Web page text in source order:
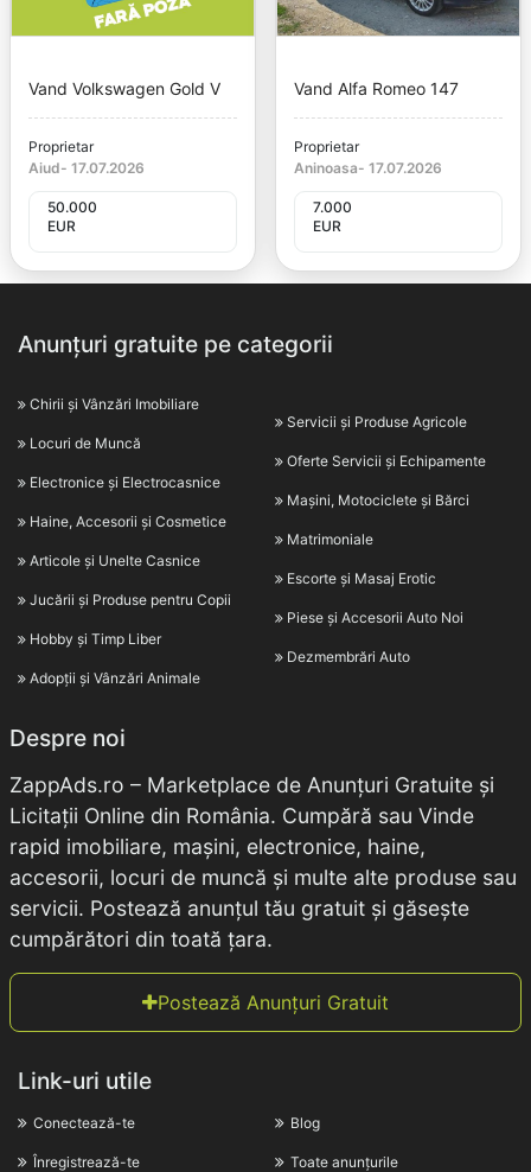
Vand Volkswagen Gold V
Proprietar
Aiud- 17.07.2026
50.000
EUR
Vand Alfa Romeo 147
Proprietar
Aninoasa- 17.07.2026
7.000
EUR
Anunțuri gratuite pe categorii
Chirii și Vânzări Imobiliare
Locuri de Muncă
Electronice și Electrocasnice
Haine, Accesorii și Cosmetice
Articole și Unelte Casnice
Jucării și Produse pentru Copii
Hobby și Timp Liber
Adopții și Vânzări Animale
Servicii și Produse Agricole
Oferte Servicii și Echipamente
Mașini, Motociclete și Bărci
Matrimoniale
Escorte și Masaj Erotic
Piese și Accesorii Auto Noi
Dezmembrări Auto
Despre noi
ZappAds.ro – Marketplace de Anunțuri Gratuite și
Licitații Online din România. Cumpără sau Vinde
rapid imobiliare, mașini, electronice, haine,
accesorii, locuri de muncă și multe alte produse sau
servicii. Postează anunțul tău gratuit și găsește
cumpărători din toată țara.
Postează Anunțuri Gratuit
Link-uri utile
Conectează-te
Înregistrează-te
Blog
Toate anunțurile